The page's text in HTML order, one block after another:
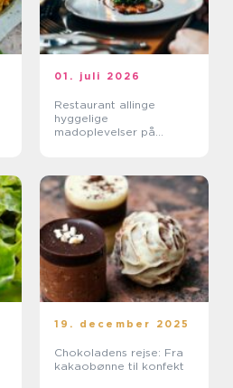
01. juli 2026
Restaurant allinge
hyggelige
madoplevelser på
19. december 2025
Chokoladens rejse: Fra
kakaobønne til konfekt